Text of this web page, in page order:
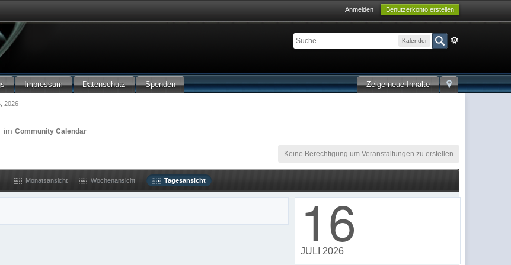
Anmelden Benutzerkonto erstellen
Kalender
Zeige neue Inhalte
Impressum Datenschutz Spenden
2026
imCommunity Calendar
Keine Berechtigung um Veranstaltungen zu erstellen
Monatsansicht Wochenansicht Tagesansicht
16
JULI 2026